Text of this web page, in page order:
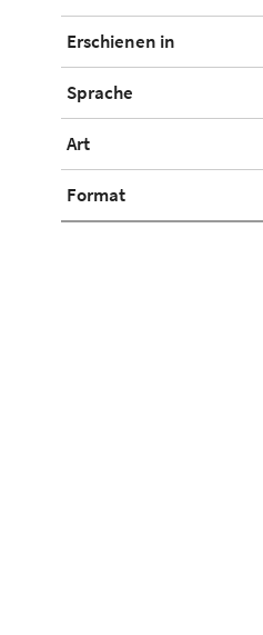
Erschienen in
Sprache
Art
Format